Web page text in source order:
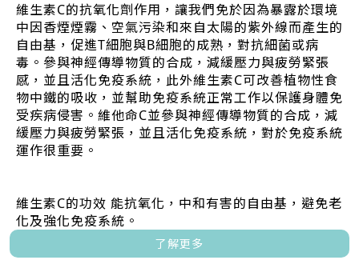
維生素C的抗氧化劑作用，讓我們免於因為暴露於環境
中因香煙煙霧、空氣污染和來自太陽的紫外線而產生的
自由基，促進T細胞與B細胞的成熟，對抗細菌或病
毒。參與神經傳導物質的合成，減緩壓力與疲勞緊張
感，並且活化免疫系統，此外維生素C可改善植物性食
物中鐵的吸收，並幫助免疫系統正常工作以保護身體免
受疾病侵害。維他命C並參與神經傳導物質的合成，減
緩壓力與疲勞緊張，並且活化免疫系統，對於免疫系統
運作很重要。
維生素C的功效 能抗氧化，中和有害的自由基，避免老
化及強化免疫系統。
了解更多